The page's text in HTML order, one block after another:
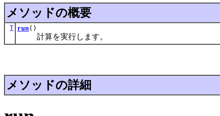
メソッドの概要
T run ()
計算を実行します。
メソッドの詳細